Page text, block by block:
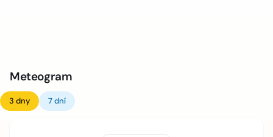
Meteogram
3 dny 7 dní